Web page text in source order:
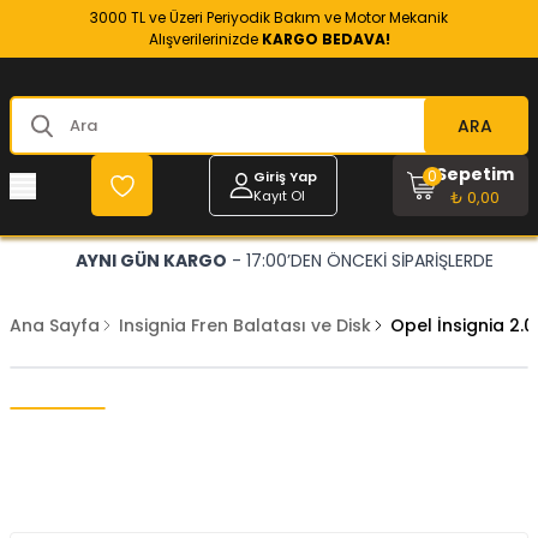
3000 TL ve Üzeri Periyodik Bakım ve Motor Mekanik
Alışverilerinizde KARGO BEDAVA!
ARA
Giriş Yap
Kayıt Ol
Sepetim
₺ 0,00
0
AYNI GÜN KARGO - 17:00’DEN ÖNCEKİ SİPARİŞLERDE
Ana Sayfa Insignia Fren Balatası ve Disk Opel İnsignia